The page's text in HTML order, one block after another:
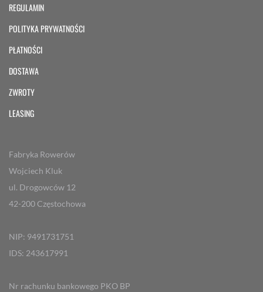
REGULAMIN
POLITYKA PRYWATNOŚCI
PŁATNOŚCI
DOSTAWA
ZWROTY
LEASING
Fabryka Rowerów
Wojciech Kluk
ul. Drogowców 12
42-200 Częstochowa
NIP: 9491731751
IDS: 243617991
Nr rachunku bankowego PKO BP